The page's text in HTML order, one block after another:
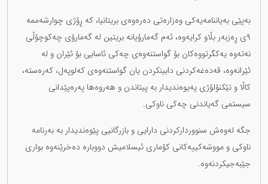
بەپێی بەیاننامەیەکی وەزارەتی دەرەوەی بریتانیا، کە ڕۆژی چوارشەممە
٩ی ڕەزبەر بڵاو کرایەوە، ئەم گەمارۆیانە بریتین لە گەمارۆی چەکوچۆڵی
نەتەوە یەکگرتووەکان بۆ گواستنەوەی چەکی ئاسایی بۆ ئێران و لە
ئێرانەوە، قەدەغەکردنی دابینکردن یان گواستنەوەی کەلوپەل، کەرەستە،
کاڵا و تێکنۆلۆژی پەیوەندیدار بە پیتاندن و هەروەها پەرەپێدانی
سیستمی گەیاندنی چەکی ناوکی.
جگە لەوەش سنووردارکردنی دارایی و بازرگانیی پێوەندیدار بە بەرنامە
ناوکی و مووشەکییەکانی کۆماری ئیسلامیش دووبارە دەخرێنەوە بواری
جێبەجیکردنەوە.